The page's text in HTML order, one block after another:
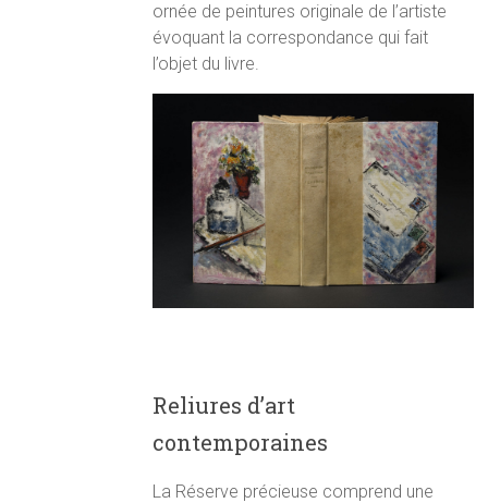
ornée de peintures originale de l’artiste
évoquant la correspondance qui fait
l’objet du livre.
Reliures d’art
contemporaines
La Réserve précieuse comprend une